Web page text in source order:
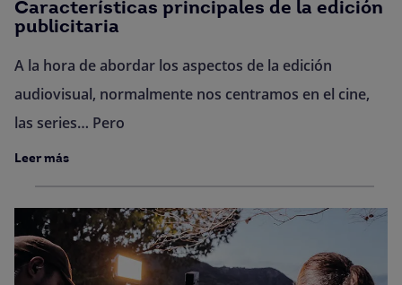
Características principales de la edición
publicitaria
A la hora de abordar los aspectos de la edición
audiovisual, normalmente nos centramos en el cine,
las series… Pero
Leer más